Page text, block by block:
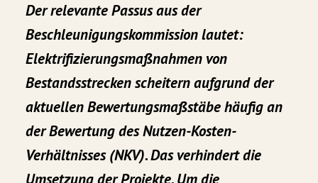
Der relevante Passus aus der
Beschleunigungskommission lautet:
Elektrifizierungsmaßnahmen von
Bestandsstrecken scheitern aufgrund der
aktuellen Bewertungsmaßstäbe häufig an
der Bewertung des Nutzen-Kosten-
Verhältnisses (NKV). Das verhindert die